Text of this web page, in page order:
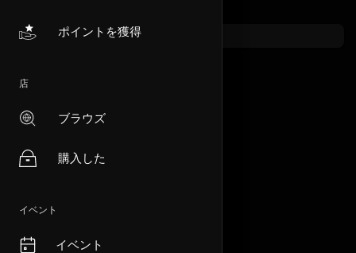
ポイントを獲得
店
ブラウズ
購入した
イベント
イベント